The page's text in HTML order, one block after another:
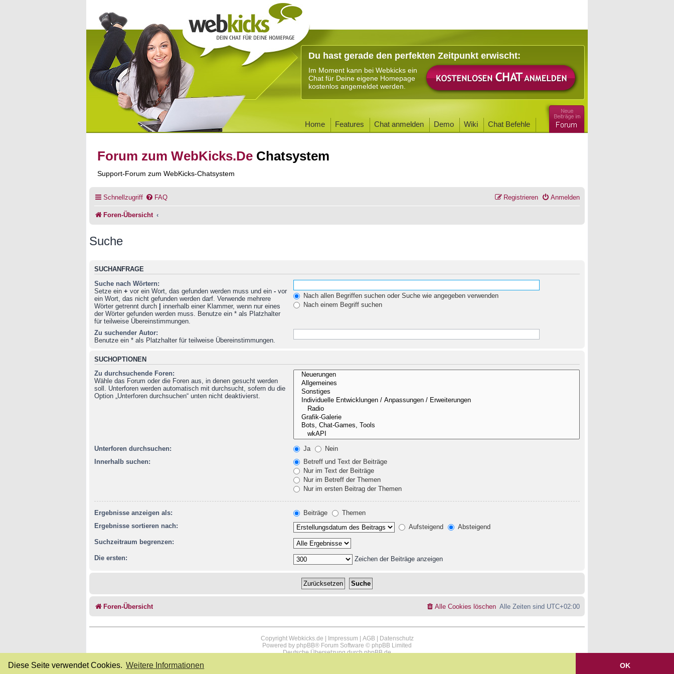
Diese Seite verwendet Cookies. Weitere Informationen OK
Du hast gerade den perfekten Zeitpunkt erwischt:
Im Moment kann bei Webkicks ein
Chat für Deine eigene Homepage
kostenlos angemeldet werden.
Home Features Chat anmelden Demo Wiki Chat Befehle
Forum zum WebKicks.De Chatsystem
Support-Forum zum WebKicks-Chatsystem
Schnellzugriff FAQ Anmelden
Registrieren
Foren-Übersicht
Suche
SUCHANFRAGE
Suche nach Wörtern:
Setze ein + vor ein Wort, das gefunden werden muss und ein - vor
ein Wort, das nicht gefunden werden darf. Verwende mehrere
Wörter getrennt durch
innerhalb einer Klammer, wenn nur eines
der Wörter gefunden werden muss. Benutze ein * als Platzhalter
für teilweise Übereinstimmungen.
Nach allen Begriffen suchen oder Suche wie angegeben verwenden
Nach einem Begriff suchen
Zu suchender Autor:
Benutze ein * als Platzhalter für teilweise Übereinstimmungen.
SUCHOPTIONEN
Zu durchsuchende Foren:
Wähle das Forum oder die Foren aus, in denen gesucht werden
soll. Unterforen werden automatisch mit durchsucht, sofern du die
Option „Unterforen durchsuchen“ unten nicht deaktivierst.
Unterforen durchsuchen: Ja
Nein
Innerhalb suchen:
Betreff und Text der Beiträge
Nur im Text der Beiträge
Nur im Betreff der Themen
Nur im ersten Beitrag der Themen
Ergebnisse anzeigen als: Beiträge
Themen
Ergebnisse sortieren nach:
Aufsteigend Absteigend
Suchzeitraum begrenzen:
Die ersten: Zeichen der Beiträge anzeigen
Foren-Übersicht Alle Zeiten sind UTC+02:00
Alle Cookies löschen
Copyright Webkicks.de | Impressum AGB|
Datenschutz
Powered by phpBB® Forum Software © phpBB Limited
Deutsche Übersetzung durchphpBB.de